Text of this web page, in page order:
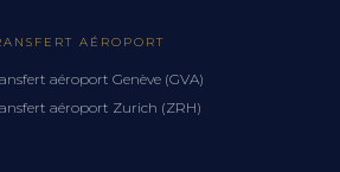
AÉROPORT
aéroport Genève (GVA)
aéroport Zurich (ZRH)